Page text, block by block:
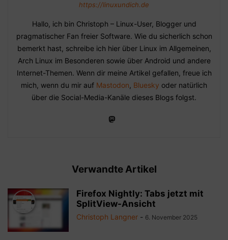
https://linuxundich.de
Hallo, ich bin Christoph – Linux-User, Blogger und
pragmatischer Fan freier Software. Wie du sicherlich schon
bemerkt hast, schreibe ich hier über Linux im Allgemeinen,
Arch Linux im Besonderen sowie über Android und andere
Internet-Themen. Wenn dir meine Artikel gefallen, freue ich
mich, wenn du mir auf Mastodon Bluesky oder natürlich
über die Social-Media-Kanäle dieses Blogs folgst.
Verwandte Artikel
Firefox Nightly: Tabs jetzt mit
SplitView-Ansicht
Christoph Langner - 6. November 2025